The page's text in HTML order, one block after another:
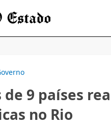
de 9 países
no Rio